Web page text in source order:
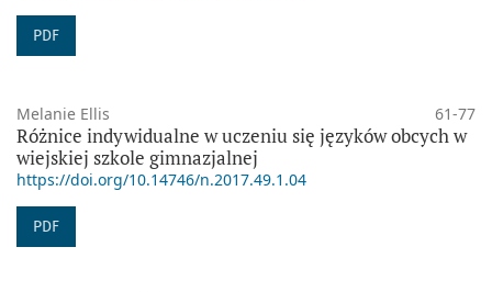
PDF
Melanie Ellis 61-77
Różnice indywidualne w uczeniu się języków obcych w
wiejskiej szkole gimnazjalnej
https://doi.org/10.14746/n.2017.49.1.04
PDF